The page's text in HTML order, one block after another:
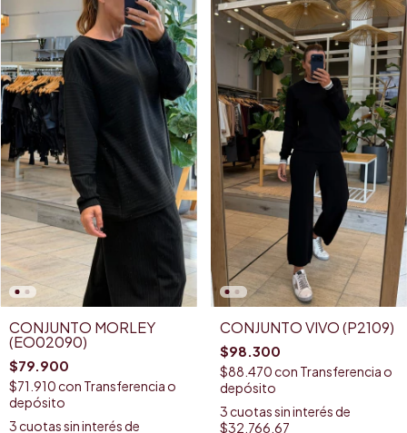
CONJUNTO MORLEY
(EO02090)
$79.900
$71.910con Transferencia o
depósito
3cuotas sin interés de
CONJUNTO VIVO (P2109)
$98.300
$88.470con Transferencia o
depósito
3cuotas sin interés de
$32.766,67